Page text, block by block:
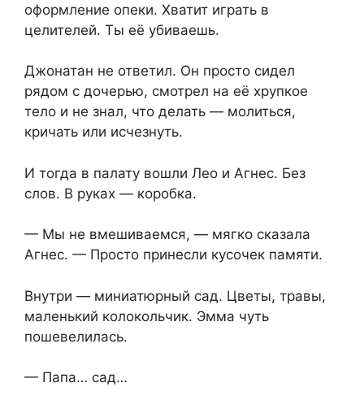
оформление опеки. Хватит играть в
целителей. Ты её убиваешь.
Джонатан не ответил. Он просто сидел
рядом с дочерью, смотрел на её хрупкое
тело и не знал, что делать — молиться,
кричать или исчезнуть.
И тогда в палату вошли Лео и Агнес. Без
слов. В руках — коробка.
— Мы не вмешиваемся, — мягко сказала
Агнес. — Просто принесли кусочек памяти.
Внутри — миниатюрный сад. Цветы, травы,
маленький колокольчик. Эмма чуть
пошевелилась.
— Папа… сад…